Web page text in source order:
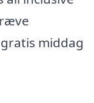
middag